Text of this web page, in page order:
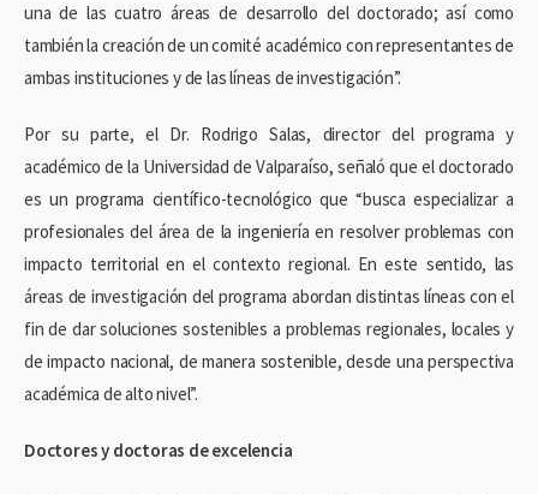
una de las cuatro áreas de desarrollo del doctorado; así como
también la creación de un comité académico con representantes de
ambas instituciones y de las líneas de investigación”.
Por su parte, el Dr. Rodrigo Salas, director del programa y
académico de la Universidad de Valparaíso, señaló que el doctorado
es un programa científico-tecnológico que “busca especializar a
profesionales del área de la ingeniería en resolver problemas con
impacto territorial en el contexto regional. En este sentido, las
áreas de investigación del programa abordan distintas líneas con el
fin de dar soluciones sostenibles a problemas regionales, locales y
de impacto nacional, de manera sostenible, desde una perspectiva
académica de alto nivel”.
Doctores y doctoras de excelencia